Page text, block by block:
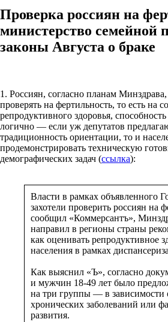
Проверка россиян на
министерство семейной
законы Августа о браке
1. Россиян, согласно планам Минздрава,
проверять на фертильность, то есть на
репродуктивного здоровья,
логично — если уж депутатов
традиционность ориентации, то и
продемонстрировать техническую
демографических задач (ссылка):
Власти в рамках объявленного
захотели проверить россиян на
сообщил «Коммерсантъ»,
направил в регионы страны
как оценивать репродуктивное
населения в рамках
Как выяснил «Ъ», согласно
и мужчин 18-49 лет было
на три группы — в зависимости
хронических заболеваний или
развития.